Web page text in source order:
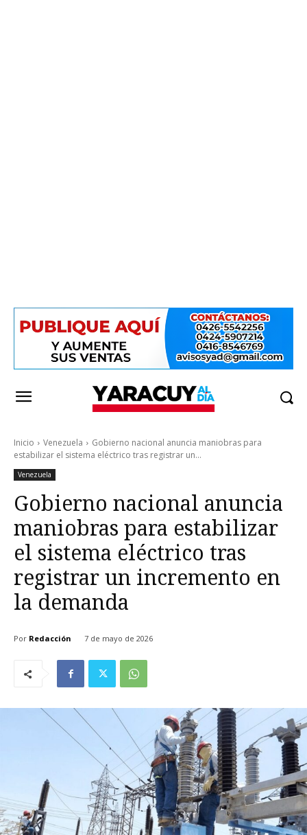
Inicio Venezuela
Gobierno nacional anuncia maniobras para
estabilizar el sistema eléctrico tras registrar un...
Venezuela
Gobierno nacional anuncia
maniobras para estabilizar
el sistema eléctrico tras
registrar un incremento en
la demanda
Por Redacción 7 de mayo de 2026